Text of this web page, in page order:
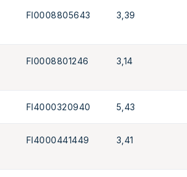
FI0008805643 3,39
FI0008801246 3,14
FI4000320940 5,43
FI4000441449 3,41